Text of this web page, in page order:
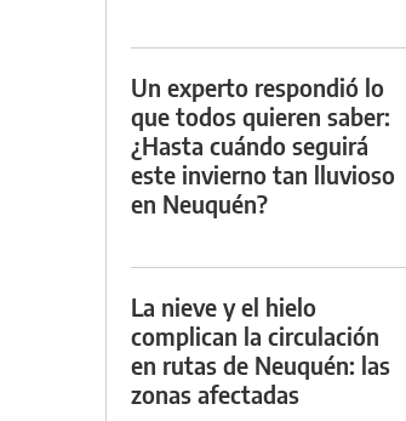
Un experto respondió lo
que todos quieren saber:
¿Hasta cuándo seguirá
este invierno tan lluvioso
en Neuquén?
La nieve y el hielo
complican la circulación
en rutas de Neuquén: las
zonas afectadas